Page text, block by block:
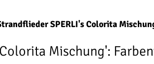
SPERLI's Colorita
Mischung':